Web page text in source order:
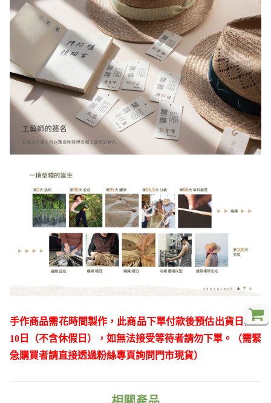
手作商品需花時間製作，此商品下單付款後預估出貨日為7-
10日（不含休假日），如無法接受等待者請勿下單。（需緊
急購買者請直接透過粉絲專頁詢問門市現貨）